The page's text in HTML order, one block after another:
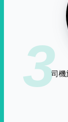
3司機